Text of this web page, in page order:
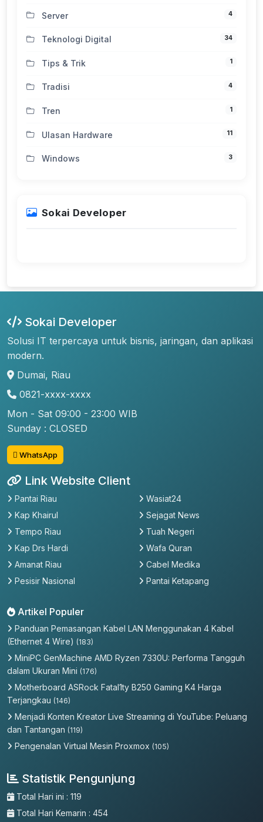
Server 4
Teknologi Digital 34
Tips & Trik 1
Tradisi 4
Tren 1
Ulasan Hardware 11
Windows 3
Sokai Developer
Sokai Developer
Solusi IT terpercaya untuk bisnis, jaringan, dan aplikasi
modern.
Dumai, Riau
0821-xxxx-xxxx
Mon - Sat 09:00 - 23:00 WIB
Sunday : CLOSED
WhatsApp
Link Website Client
Pantai Riau
Kap Khairul
Tempo Riau
Kap Drs Hardi
Amanat Riau
Pesisir Nasional
Wasiat24
Sejagat News
Tuah Negeri
Wafa Quran
Cabel Medika
Pantai Ketapang
Artikel Populer
Panduan Pemasangan Kabel LAN Menggunakan 4 Kabel
(Ethernet 4 Wire) (183)
MiniPC GenMachine AMD Ryzen 7330U: Performa Tangguh
dalam Ukuran Mini (176)
Motherboard ASRock Fatal1ty B250 Gaming K4 Harga
Terjangkau (146)
Menjadi Konten Kreator Live Streaming di YouTube: Peluang
dan Tantangan (119)
Pengenalan Virtual Mesin Proxmox (105)
Statistik Pengunjung
Total Hari ini : 119
Total Hari Kemarin : 454